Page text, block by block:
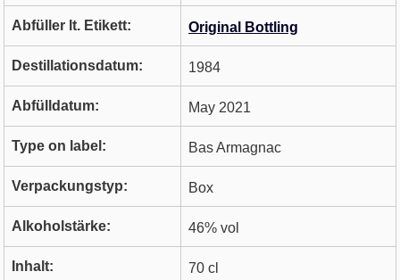
Abfüller lt. Etikett: Original Bottling
Destillationsdatum: 1984
Abfülldatum: May 2021
Type on label: Bas Armagnac
Verpackungstyp: Box
Alkoholstärke: 46% vol
Inhalt: 70 cl